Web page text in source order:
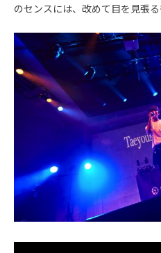
のセンスには、改めて目を見張る